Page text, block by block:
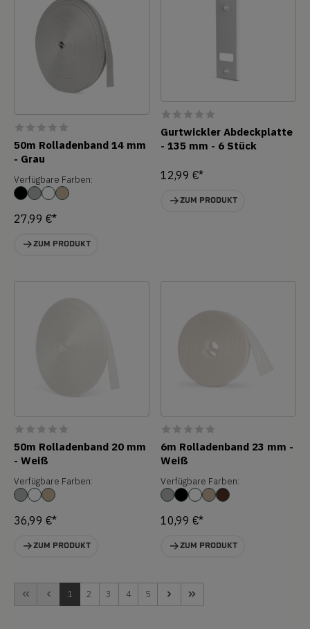
50m Rolladenband 14 mm
- Grau
Verfügbare Farben:
27,99 €*
ZUM PRODUKT
Gurtwickler Abdeckplatte
- 135 mm - 6 Stück
12,99 €*
ZUM PRODUKT
50m Rolladenband 20 mm
- Weiß
Verfügbare Farben:
36,99 €*
ZUM PRODUKT
6m Rolladenband 23 mm -
Weiß
Verfügbare Farben:
10,99 €*
ZUM PRODUKT
1 2 3 4 5